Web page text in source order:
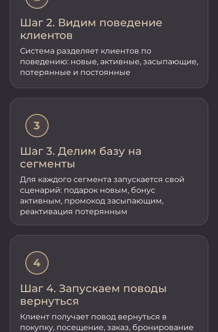
Шаг 2. Видим поведение
клиентов
Система разделяет клиентов по
поведению: новые, активные, засыпающие,
потерянные и постоянные
Шаг 3. Делим базу на
сегменты
Для каждого сегмента запускается свой
сценарий: подарок новым, бонус
активным, промокод засыпающим,
реактивация потерянным
Шаг 4. Запускаем поводы
вернуться
Клиент получает повод вернуться в
покупку, посещение, заказ, бронирование